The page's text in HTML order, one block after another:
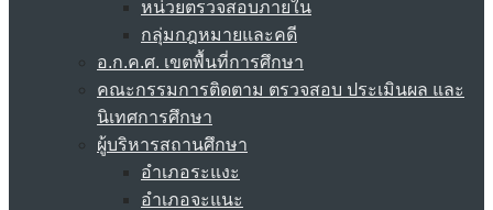
หน่วยตรวจสอบภายใน
กลุ่มกฎหมายและคดี
อ.ก.ค.ศ. เขตพื้นที่การศึกษา
คณะกรรมการติดตาม ตรวจสอบ ประเมินผล และ
นิเทศการศึกษา
ผู้บริหารสถานศึกษา
อำเภอระแงะ
อำเภอจะแนะ